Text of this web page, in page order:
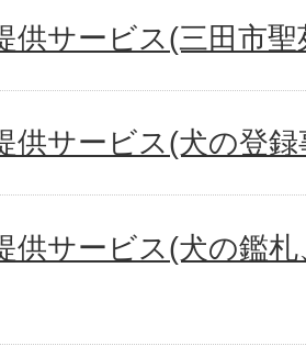
供サービス(三田市
供サービス(犬の登
供サービス(犬の鑑